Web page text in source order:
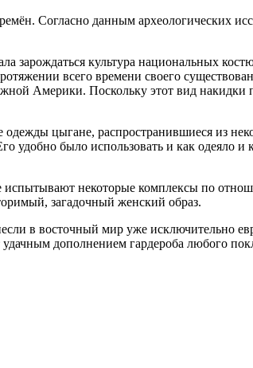
Согласно данным археологических
зарождаться культура национальных
всего времени своего
Америки. Поскольку этот вид накидки
одежды цыгане, распространившиеся из
удобно было использовать и как одеяло
некоторые комплексы по
загадочный женский образ.
в восточный мир уже исключительно
дополнением гардероба любого